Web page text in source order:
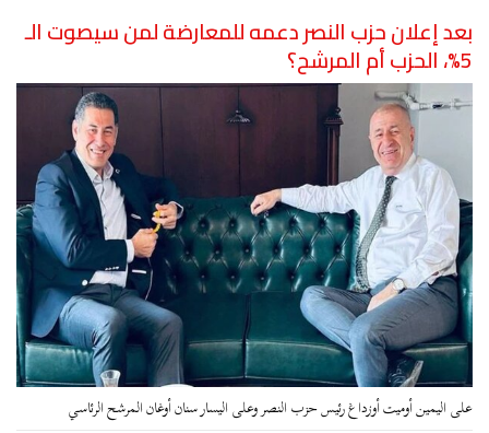
بعد إعلان حزب النصر دعمه للمعارضة لمن سيصوت الـ
5%، الحزب أم المرشح؟
على اليمين أوميت أوزداغ رئيس حزب النصر وعلى اليسار سنان أوغان المرشح الرئاسي